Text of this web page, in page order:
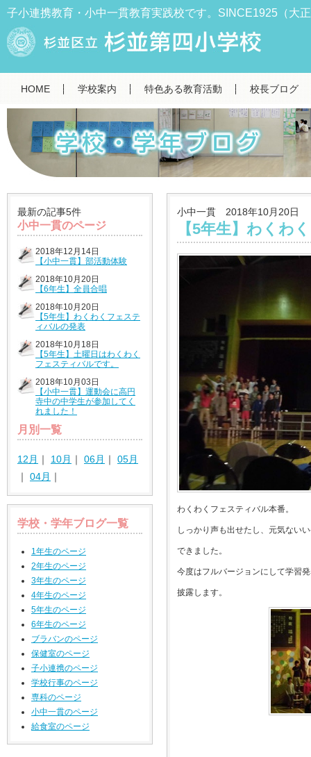
子小連携教育・小中一貫教育実践校です。SINCE1925（大
HOME 学校案内 特色ある教育活動 校長ブログ
最新の記事5件
小中一貫のページ
2018年12月14日
【小中一貫】部活動体験
2018年10月20日
【6年生】全員合唱
2018年10月20日
【5年生】わくわくフェステ
ィバルの発表
2018年10月18日
【5年生】土曜日はわくわく
フェスティバルです。
2018年10月03日
【小中一貫】運動会に高円
寺中の中学生が参加してく
れました！
月別一覧
12月 ｜ 10月 ｜ 06月 ｜ 05月
｜ 04月 ｜
学校・学年ブログ一覧
1年生のページ
2年生のページ
3年生のページ
4年生のページ
5年生のページ
6年生のページ
ブラバンのページ
保健室のページ
子小連携のページ
学校行事のページ
専科のページ
小中一貫のページ
給食室のページ
小中一貫 2018年10月20日
【5年生】わくわ
わくわくフェスティバル本番。
しっかり声も出せたし、元気ない
できました。
今度はフルバージョンにして学習
披露します。